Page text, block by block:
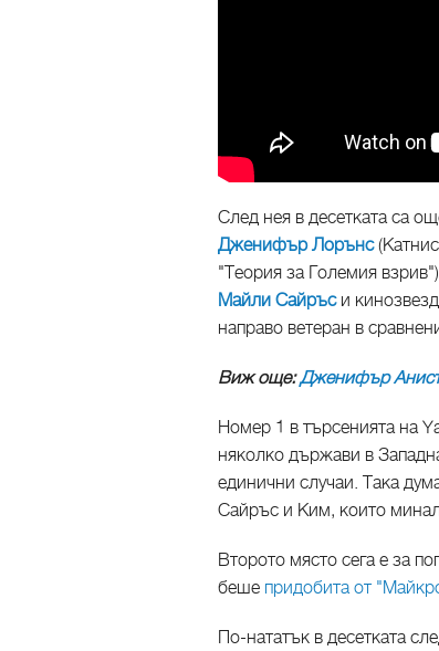
След нея в десетката са
Дженифър Лорънс
"Теория за Големия
Майли Сайръс и
направо ветеран в
Виж още:Дженифър
Номер 1 в търсенията на
няколко държави в
единични случаи. Така
Сайръс и Ким, които
Второто място сега е за
беше придобита от
По-нататък в десетката